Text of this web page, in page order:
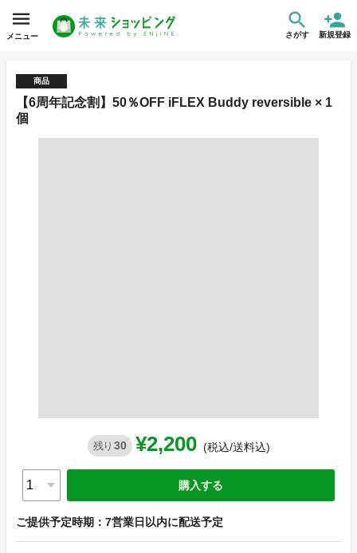
メニュー さがす 新規登録
商品
【6周年記念割】50％OFF iFLEX Buddy reversible × 1
個
残り 30 ¥2,200 (税込/送料込)
購入する
ご提供予定時期：7営業日以内に配送予定